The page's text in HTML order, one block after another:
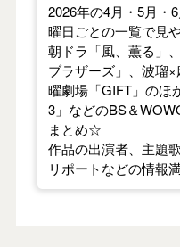
2026年の4月・5月・
曜日ごとの一覧で見
朝ドラ「風、薫る」
ブラザーズ」、波瑠
曜劇場「GIFT」のほ
3」などのBS＆
まとめ☆
作品の出演者、主題
リポートなどの情報